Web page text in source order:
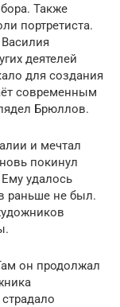
Также
портретиста.
деятелей
для создания
современным
Брюллов.
и мечтал
покинул
удалось
раньше не был.
он продолжал